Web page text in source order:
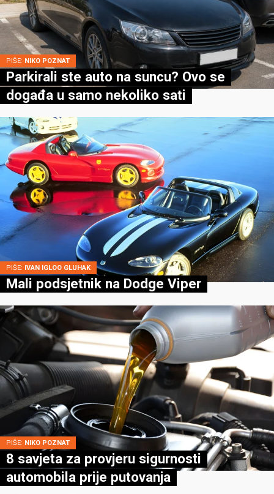
PIŠE: NIKO POZNAT
Parkirali ste auto na suncu? Ovo se
događa u samo nekoliko sati
PIŠE: IVAN IGLOO GLUHAK
Mali podsjetnik na Dodge Viper
PIŠE: NIKO POZNAT
8 savjeta za provjeru sigurnosti
automobila prije putovanja